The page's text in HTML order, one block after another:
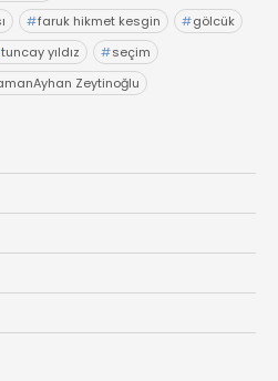
#faruk hikmet kesgin #gölcük
tuncay yıldız #seçim
Zeytinoğlu